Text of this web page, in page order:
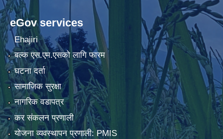
eGov services
Ehajiri
बल्क एस.एम.एसको लागि फारम
घटना दर्ता
सामाजिक सुरक्षा
नागरिक वडापत्र
कर संकलन प्रणाली
योजना व्यवस्थापन प्रणाली: PMIS